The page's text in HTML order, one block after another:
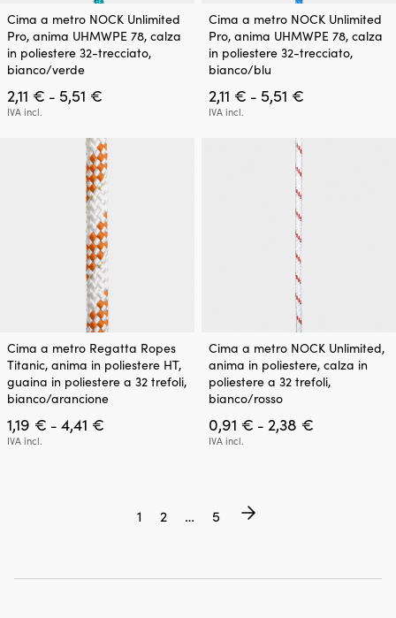
Questo
prodotto
ha
più
varianti.
Le
opzioni
Cima a metro NOCK Unlimited
Pro, anima UHMWPE 78, calza
in poliestere 32-trecciato,
bianco/verde
2,11 € - 5,51 €
da
2,11 €
a
5,51 €
IVA incl.
Questo
prodotto
ha
più
varianti.
Le
opzioni
Cima a metro NOCK Unlimited
Pro, anima UHMWPE 78, calza
in poliestere 32-trecciato,
bianco/blu
2,11 € - 5,51 €Fascia
IVA incl.
Questo
prodotto
ha
più
varianti.
Le
opzioni
Cima a metro Regatta Ropes
Titanic, anima in poliestere HT,
guaina in poliestere a 32 trefoli,
bianco/arancione
1,19 € - 4,41 €
4,41 €
IVA incl.
Questo
prodotto
ha
più
varianti.
Le
opzioni
nella
pagina
Cima a metro NOCK Unlimited,
anima in poliestere, calza in
poliestere a 32 trefoli,
bianco/rosso
0,91 € - 2,38 €Fascia
IVA incl.
1 2 … 5